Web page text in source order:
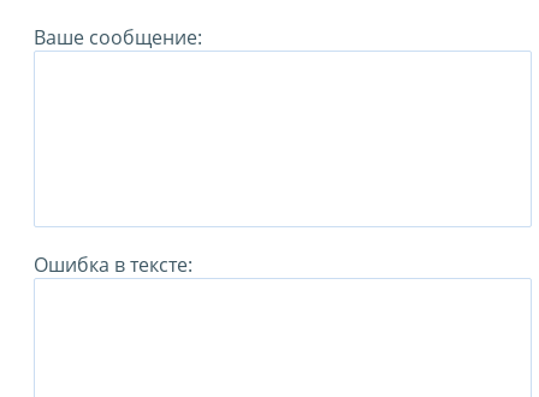
Ваше сообщение:
Ошибка в тексте: